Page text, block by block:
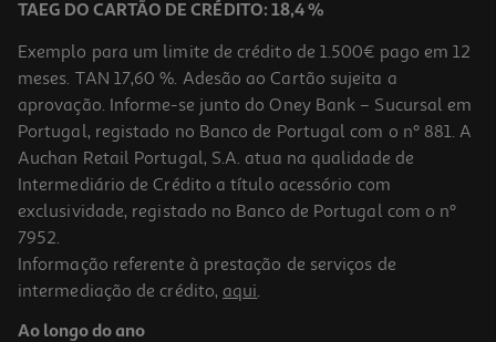
Guache Auchan Chicky Laranja 250ml
1.99 €/un
TAEG DO CARTÃO DE CRÉDITO: 18,4 %
Exemplo para um limite de crédito de 1.500€ pago em 12
meses. TAN 17,60 %. Adesão ao Cartão sujeita a
aprovação. Informe-se junto do Oney Bank – Sucursal em
Portugal, registado no Banco de Portugal com o nº 881. A
Auchan Retail Portugal, S.A. atua na qualidade de
Intermediário de Crédito a título acessório com
exclusividade, registado no Banco de Portugal com o nº
7952.
Informação referente à prestação de serviços de
intermediação de crédito, aqui.
Ao longo do ano